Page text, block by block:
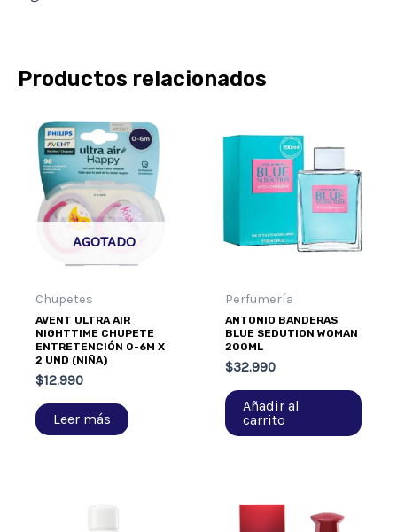
Productos relacionados
AGOTADO
Chupetes
AVENT ULTRA AIR
NIGHTTIME CHUPETE
ENTRETENCIÓN 0-6M X
2 UND (NIÑA)
$12.990
Leer más
Perfumería
ANTONIO BANDERAS
BLUE SEDUTION WOMAN
200ML
$32.990
Añadir al
carrito